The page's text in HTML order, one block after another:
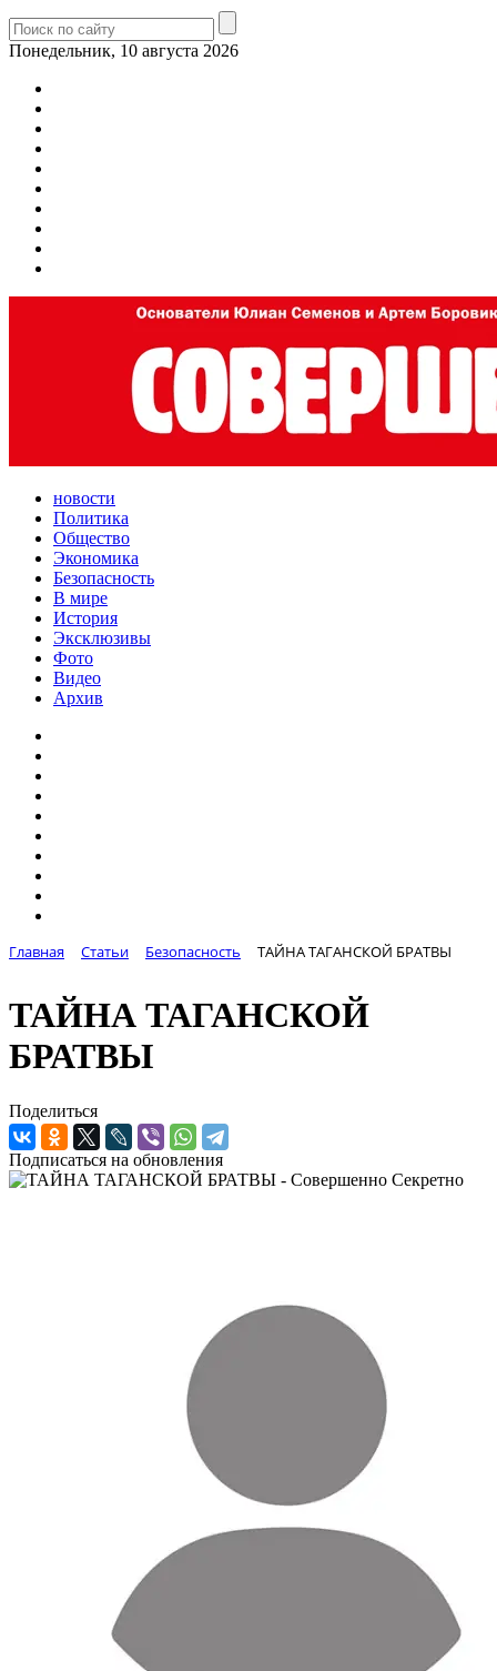
Понедельник, 10 августа 2026
новости
Политика
Общество
Экономика
Безопасность
В мире
История
Эксклюзивы
Фото
Видео
Архив
Главная Статьи Безопасность ТАЙНА ТАГАНСКОЙ БРАТВЫ
ТАЙНА ТАГАНСКОЙ
БРАТВЫ
Поделиться
Подписаться на обновления